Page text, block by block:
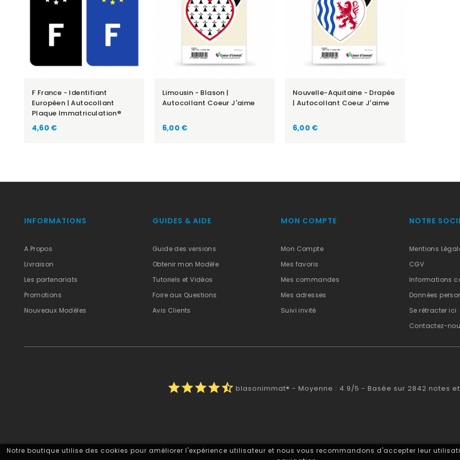
Notre boutique utilise des cookies pour améliorer l'expérience utilisateur et nous vous recommandons d'accepter leur
F France - Identifiant
Européen | Autocollant
Plaque Immatriculation®
Prix
4,60 €
Limousin - Blason |
Autocollant Coeur J'aime
Prix
6,00 €
Nouvelle-Aquitaine - Drapée
| Autocollant Coeur J'aime
Prix
6,00 €
INFORMATIONS
A Propos
Livraison
Les partenariats
Promotions
Nouveaux Modèles
GUIDES & AIDE
Guide des versions
Obtenir mon Modèle
Tutoriels et Vidéos
Foire aux Questions
Avis Clients
MON COMPTE
Mon Compte
Mes favoris
Mes commandes
Mes adresses
Suivi invité
NOTRE
Mentions
CGV
Informations
Données
Se rétracter ici
Contactez-
starstarstarstarstar_half blasonimmat® - Moyenne : 4.9/5 - Basée sur 2842 notes et